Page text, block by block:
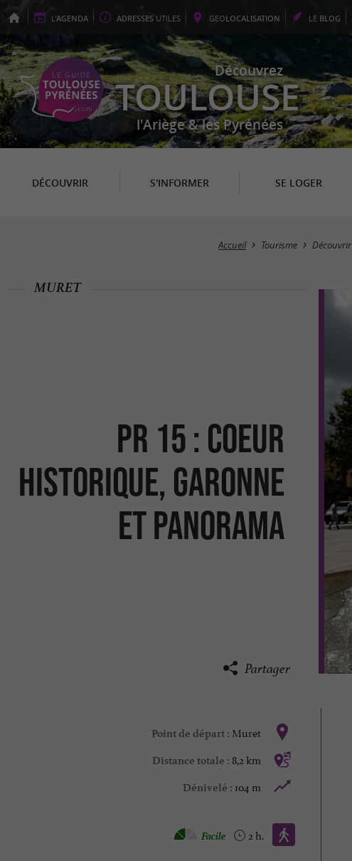
L'AGENDA ADRESSES UTILES GEOLOCALISATION LE BLOG
Découvrez
TOULOUSE
l'Ariège & les Pyrénées
DÉCOUVRIR S'INFORMER SE LOGER
Accueil Tourisme Découvrir
PR 15 : COEUR
HISTORIQUE, GARONNE
ET PANORAMA
MURET
Partager
Point de départ : Muret
Distance totale : 8,2 km
Dénivelé : 104 m
Marche à pied :
2 h.
Facile